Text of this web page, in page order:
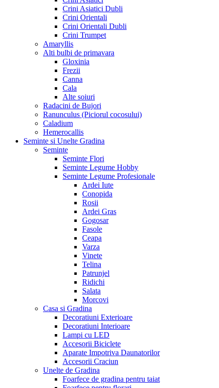
Crini Asiatici Dubli
Crini Orientali
Crini Orientali Dubli
Crini Trumpet
Amaryllis
Alti bulbi de primavara
Gloxinia
Frezii
Canna
Cala
Alte soiuri
Radacini de Bujori
Ranunculus (Piciorul cocosului)
Caladium
Hemerocallis
Seminte si Unelte Gradina
Seminte
Seminte Flori
Seminte Legume Hobby
Seminte Legume Profesionale
Ardei Iute
Conopida
Rosii
Ardei Gras
Gogosar
Fasole
Ceapa
Varza
Vinete
Telina
Patrunjel
Ridichi
Salata
Morcovi
Casa si Gradina
Decoratiuni Exterioare
Decoratiuni Interioare
Lampi cu LED
Accesorii Biciclete
Aparate Impotriva Daunatorilor
Accesorii Craciun
Unelte de Gradina
Foarfece de gradina pentru taiat